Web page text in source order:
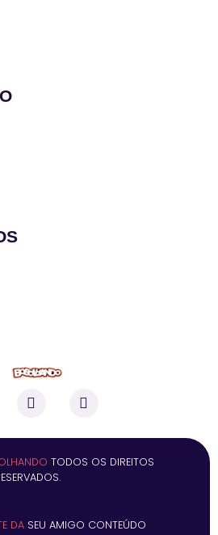
TODOS OS DIREITOS
DA SEU AMIGO CONTEÚDO